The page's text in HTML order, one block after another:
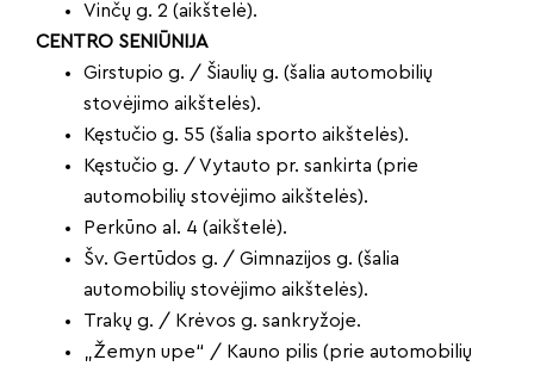
Vinčų g. 2 (aikštelė).
CENTRO SENIŪNIJA
Girstupio g. / Šiaulių g. (šalia automobilių
stovėjimo aikštelės).
Kęstučio g. 55 (šalia sporto aikštelės).
Kęstučio g. / Vytauto pr. sankirta (prie
automobilių stovėjimo aikštelės).
Perkūno al. 4 (aikštelė).
Šv. Gertūdos g. / Gimnazijos g. (šalia
automobilių stovėjimo aikštelės).
Trakų g. / Krėvos g. sankryžoje.
„Žemyn upe“ / Kauno pilis (prie automobilių